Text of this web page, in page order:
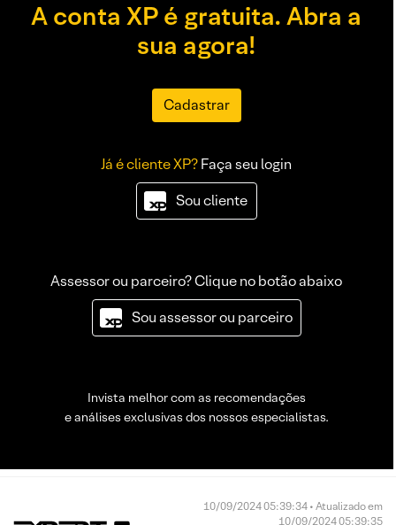
A conta XP é gratuita. Abra a
sua agora!
Cadastrar
Já é cliente XP?Faça seu login
Sou cliente
Assessor ou parceiro? Clique no botão abaixo
Sou assessor ou parceiro
Invista melhor com as recomendações
e análises exclusivas dos nossos especialistas.
10/09/2024 05:39:34 • Atualizado em
10/09/2024 05:39:35